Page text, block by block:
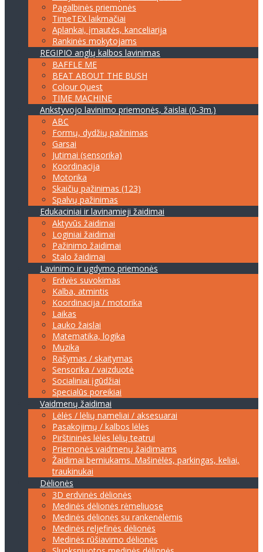
Pagalbinės priemonės
TimeTEX laikmačiai
Aplankai, įmautės, kanceliarija
Rankinės mokytojams
REGIPIO anglų kalbos lavinimas
BAFFLE ME
BEAT ABOUT THE BUSH
Colour Quest
TIME MACHINE
Ankstyvojo lavinimo priemonės, žaislai (0-3m.)
ABC
Formų, dydžių pažinimas
Garsai
Jutimai (sensorika)
Koordinacija
Motorika
Skaičių pažinimas (123)
Spalvų pažinimas
Edukaciniai ir lavinamieji žaidimai
Aktyvūs žaidimai
Loginiai žaidimai
Pažinimo žaidimai
Stalo žaidimai
Lavinimo ir ugdymo priemonės
Erdvės suvokimas
Kalba, atmintis
Koordinacija / motorika
Laikas
Lauko žaislai
Matematika, logika
Muzika
Rašymas / skaitymas
Sensorika / vaizduotė
Socialiniai įgūdžiai
Specialūs poreikiai
Vaidmenų žaidimai
Lėlės / lėlių nameliai / aksesuarai
Pasakojimų / kalbos lėlės
Pirštininės lėlės lėlių teatrui
Priemonės vaidmenų žaidimams
Žaidimai berniukams. Mašinėlės, parkingas, keliai,
traukinukai
Dėlionės
3D erdvinės dėlionės
Medinės dėlionės rėmeliuose
Medinės dėlionės su rankenėlėmis
Medinės reljefinės dėlionės
Medinės rūšiavimo dėlionės